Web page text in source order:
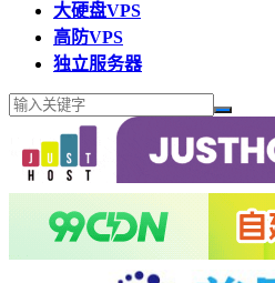
大硬盘VPS
高防VPS
独立服务器